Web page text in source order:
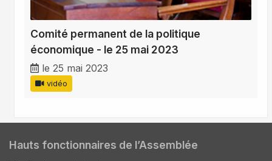
Comité permanent de la politique
économique - le 25 mai 2023
le 25 mai 2023
vidéo
Hauts fonctionnaires de l’Assemblée